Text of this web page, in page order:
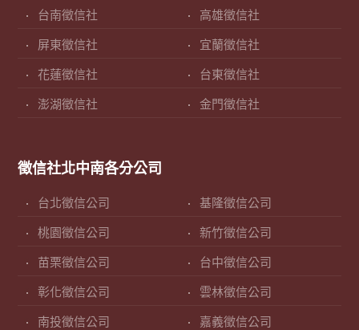
台南徵信社 高雄徵信社
屏東徵信社 宜蘭徵信社
花蓮徵信社 台東徵信社
澎湖徵信社 金門徵信社
徵信社北中南各分公司
台北徵信公司 基隆徵信公司
桃園徵信公司 新竹徵信公司
苗栗徵信公司 台中徵信公司
彰化徵信公司 雲林徵信公司
南投徵信公司 嘉義徵信公司